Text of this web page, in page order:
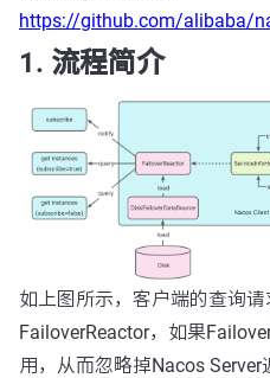
https://github.com/alibaba/
1. 流程简介
如上图所示，客户端的查询
FailoverReactor，如果
用，从而忽略掉Nacos